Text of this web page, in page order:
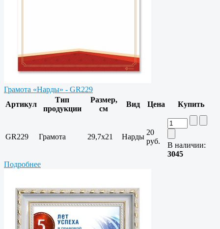
Грамота «Нарды» - GR229
Артикул
Тип
продукции
Размер,
см
Вид Цена Купить
GR229 Грамота 29,7х21 Нарды
20
руб.
В наличии:
3045
Подробнее